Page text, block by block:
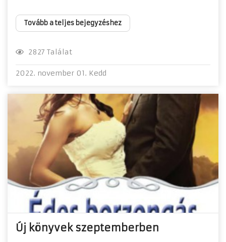
Tovább a teljes bejegyzéshez
2827 Találat
2022. november 01. Kedd
Új könyvek szeptemberben